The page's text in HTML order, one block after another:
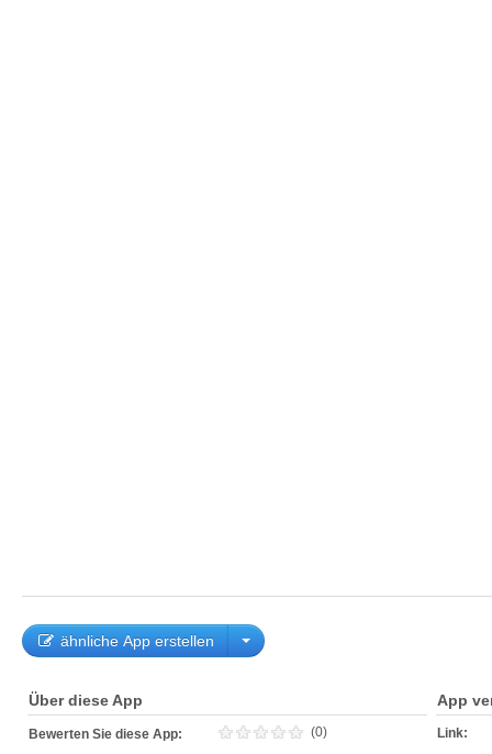
ähnliche App erstellen
Über diese App
Bewerten Sie diese App: (0)
App
Link: